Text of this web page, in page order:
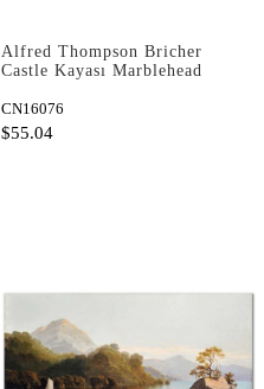
Alfred Thompson Bricher
Castle Kayası Marblehead
CN16076
$55.04